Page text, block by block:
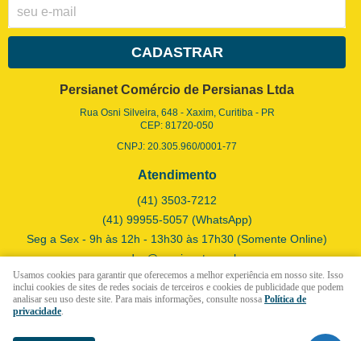
CADASTRAR
Persianet Comércio de Persianas Ltda
Rua Osni Silveira, 648- Xaxim, Curitiba- PR
CEP: 81720-050
CNPJ: 20.305.960/0001-77
Atendimento
(41) 3503-7212
(41) 99955-5057 (WhatsApp)
Seg a Sex - 9h às 12h - 13h30 às 17h30 (Somente Online)
vendas@persianet.com.br
LOJA VIRTUAL CRIADA POR
Usamos cookies para garantir que oferecemos a melhor experiência em nosso site. Isso
inclui cookies de sites de redes sociais de terceiros e cookies de publicidade que podem
analisar seu uso deste site. Para mais informações, consulte nossa Política de
privacidade.